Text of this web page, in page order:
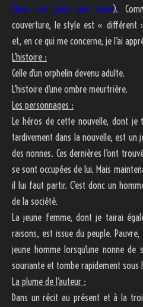
Deux rois pour une reine).
couverture, le style est « différent
et, en ce qui me concerne, je l’ai
L’histoire :
Celle d’un orphelin devenu adulte.
L’histoire d’une ombre meurtrière.
Les personnages :
Le héros de cette nouvelle, dont
tardivement dans la nouvelle, est un
des nonnes. Ces dernières l’ont
se sont occupées de lui. Mais
il lui faut partir. C’est donc un
de la société.
La jeune femme, dont je tairai
raisons, est issue du peuple.
jeune homme lorsqu’une nonne
souriante et tombe rapidement sous
La plume de l’auteur :
Dans un récit au présent et à la